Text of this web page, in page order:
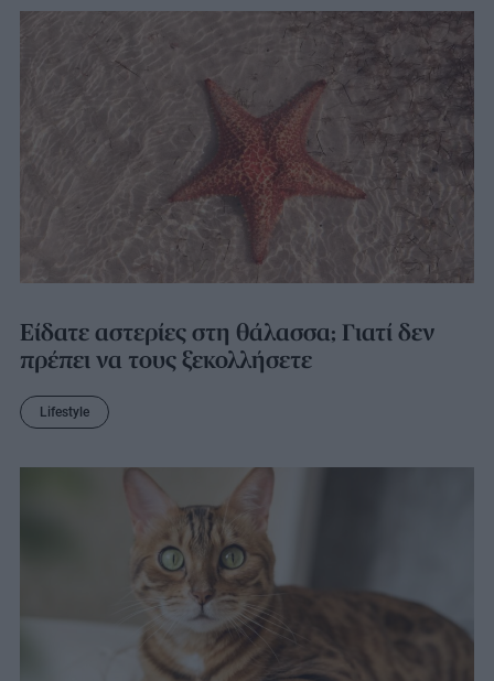
Είδατε αστερίες στη θάλασσα; Γιατί δεν
πρέπει να τους ξεκολλήσετε
Lifestyle